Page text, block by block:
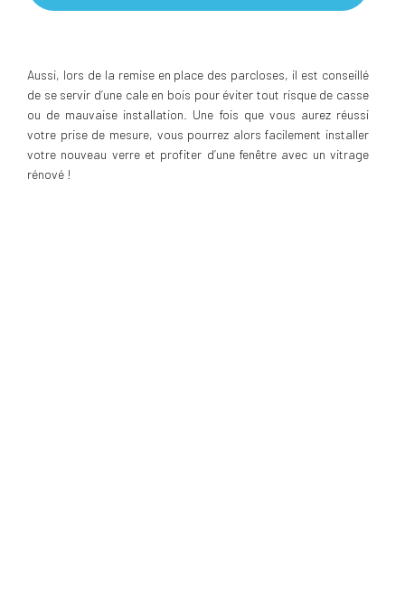
Aussi, lors de la remise en place des parcloses, il est conseillé
de se servir d’une cale en bois pour éviter tout risque de casse
ou de mauvaise installation. Une fois que vous aurez réussi
votre prise de mesure, vous pourrez alors facilement installer
votre nouveau verre et profiter d’une fenêtre avec un vitrage
rénové !